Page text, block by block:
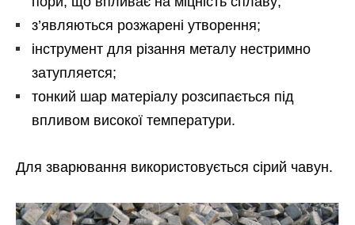
з’являються розжарені утворення;
інструмент для різання металу нестримно
затупляется;
тонкий шар матеріалу розсипається під
впливом високої температури.
Для зварювання використовується сірий чавун.